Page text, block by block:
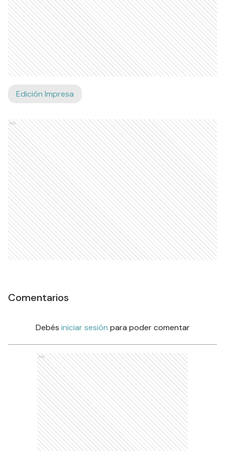
Edición Impresa
Ads
Comentarios
Debés iniciar sesión para poder comentar
Ads